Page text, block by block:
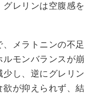
レリンは空腹感を
メラトニンの不足
モンバランスが崩
し、逆にグレリン
が抑えられず、結